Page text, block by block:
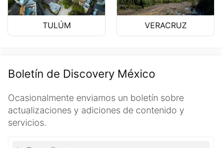
TULÚM VERACRUZ
Boletín de Discovery México
Ocasionalmente enviamos un boletín sobre
actualizaciones y adiciones de contenido y
servicios.